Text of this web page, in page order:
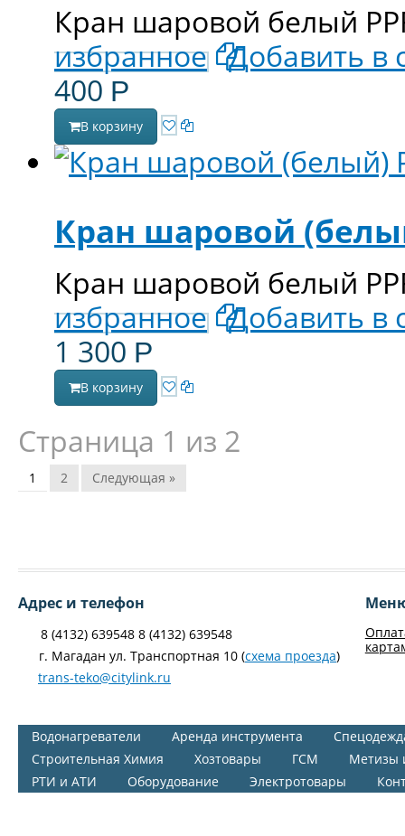
Кран шаровой белый
избранное Добавить в
400 Р
В корзину
Кран шаровой
Кран шаровой белый
избранное Добавить в
1 300 Р
В корзину
Страница 1 из 2
1 2 Следующая »
Адрес и телефон
8 (4132) 639548 8 (4132) 639548
г. Магадан ул. Транспортная 10 (схема проезда)
trans-teko@citylink.ru
Водонагреватели Аренда инструмента
Строительная Химия
Хозтовары ГСМ
Метизы
РТИ и АТИ
Оборудование Электротовары